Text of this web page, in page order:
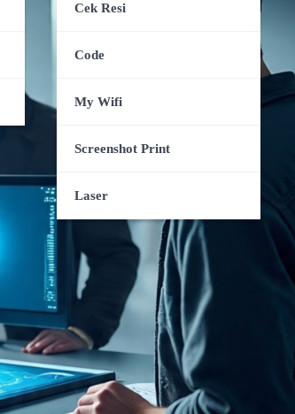
Cek Resi
Code
My Wifi
Screenshot Print
Laser